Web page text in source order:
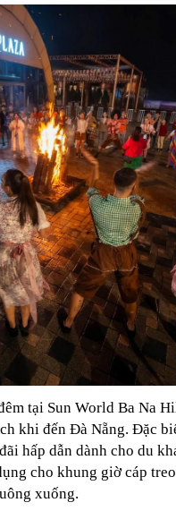
tại Sun World Ba Na
khi đến Đà Nẵng. Đặc
hấp dẫn dành cho du
cho khung giờ cáp
xuống.